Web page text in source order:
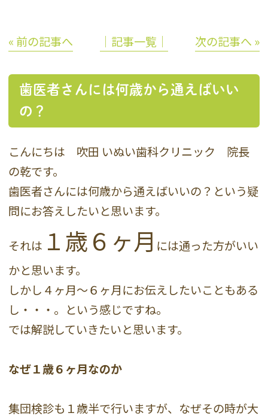
« 前の記事へ │記事一覧│ 次の記事へ »
歯医者さんには何歳から通えばいい
の？
こんにちは 吹田 いぬい歯科クリニック 院長
の乾です。
歯医者さんには何歳から通えばいいの？という疑
問にお答えしたいと思います。
それは １歳６ヶ月 には通った方がいい
かと思います。
しかし４ヶ月〜６ヶ月にお伝えしたいこともある
し・・・。という感じですね。
では解説していきたいと思います。
なぜ１歳６ヶ月なのか
集団検診も１歳半で行いますが、なぜその時が大